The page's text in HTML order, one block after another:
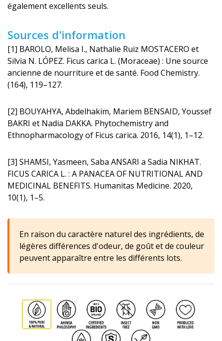
également excellents seuls.
Sources d'information
[1] BAROLO, Melisa I., Nathalie Ruiz MOSTACERO et
Silvia N. LÓPEZ. Ficus carica L. (Moraceae) : Une source
ancienne de nourriture et de santé. Food Chemistry.
(164), 119–127.
[2] BOUYAHYA, Abdelhakim, Mariem BENSAID, Youssef
BAKRI et Nadia DAKKA. Phytochemistry and
Ethnopharmacology of Ficus carica. 2016, 14(1), 1–12.
[3] SHAMSI, Yasmeen, Saba ANSARI a Sadia NIKHAT.
FICUS CARICA L. : A PANACEA OF NUTRITIONAL AND
MEDICINAL BENEFITS. Humanitas Medicine. 2020,
10(1), 1–5.
En raison du caractère naturel des ingrédients, de
légères différences d'odeur, de goût et de couleur
peuvent apparaître entre les différents lots.